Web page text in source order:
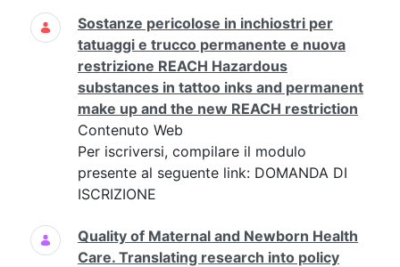
Sostanze pericolose in inchiostri per
tatuaggi e trucco permanente e nuova
restrizione REACH Hazardous
substances in tattoo inks and permanent
make up and the new REACH restriction
Contenuto Web
Per iscriversi, compilare il modulo
presente al seguente link: DOMANDA DI
ISCRIZIONE
Quality of Maternal and Newborn Health
Care. Translating research into policy